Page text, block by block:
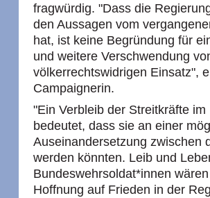
fragwürdig. "Dass die
den Aussagen vom
hat, ist keine Begründung für
und weitere Verschwendung
völkerrechtswidrigen Einsatz",
Campaignerin.
"Ein Verbleib der Streitkräfte
bedeutet, dass sie an einer
Auseinandersetzung zwischen
werden könnten. Leib und
Bundeswehrsoldat*innen
Hoffnung auf Frieden in der